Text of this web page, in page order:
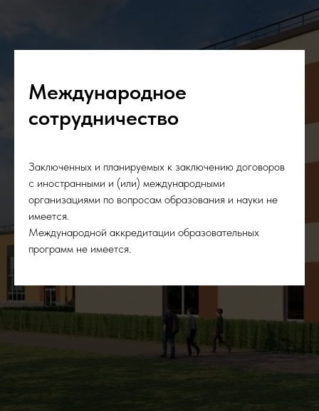
Международное
сотрудничество
Заключенных и планируемых к заключению договоров
с иностранными и (или) международными
организациями по вопросам образования и науки не
имеется.
Международной аккредитации образовательных
программ не имеется.